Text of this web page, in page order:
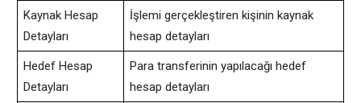
Kaynak Hesap
Detayları
İşlemi gerçekleştiren kişinin kaynak
hesap detayları
Hedef Hesap
Detayları
Para transferinin yapılacağı hedef
hesap detayları